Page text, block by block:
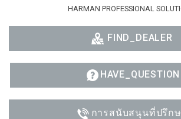
HARMAN PROFESSIONAL
FIND_DEALER
HAVE_QUESTION
การสนับสนุนที่ปรึก